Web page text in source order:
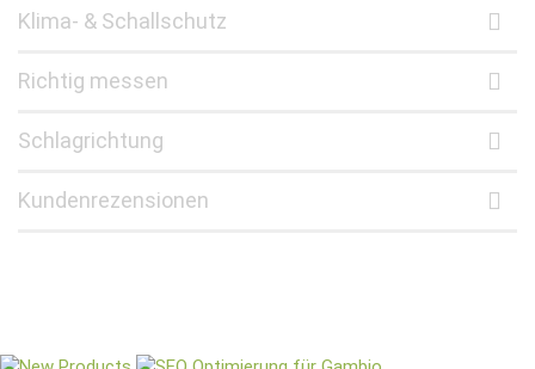
Klima- & Schallschutz
Richtig messen
Schlagrichtung
Kundenrezensionen